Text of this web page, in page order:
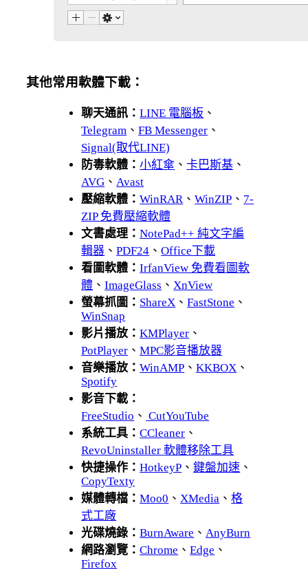
其他常用軟體下載：
聊天通訊：LINE 電腦板 、
Telegram 、FB Messenger 、
Signal(取代LINE)
防毒軟體：小紅傘 、卡巴斯基 、
AVG 、 Avast
壓縮軟體：WinRAR 、WinZIP 、 7-
ZIP 免費壓縮軟體
文書處理：NotePad++ 純文字編
輯器 、PDF24 、Office下載
看圖軟體：IrfanView 免費看圖軟
體 、ImageGlass 、 XnView
螢幕抓圖： ShareX 、FastStone 、
WinSnap
影片播放：KMPlayer 、
PotPlayer 、MPC影音播放器
音樂播放：WinAMP 、KKBOX 、
Spotify
影音下載：
FreeStudio 、 CutYouTube
系統工具：CCleaner 、
RevoUninstaller 軟體移除工具
快捷操作：HotkeyP 、鍵盤加速 、
CopyTexty
媒體轉檔：Moo0 、 XMedia 、格
式工廠
光碟燒錄：BurnAware 、 AnyBurn
網路瀏覽：Chrome 、Edge 、
Firefox